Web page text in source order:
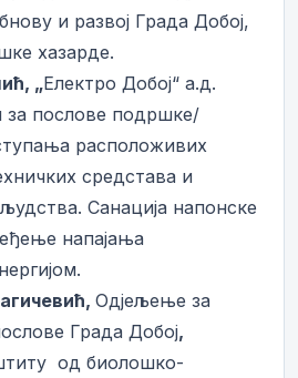
и развој Града Добој,
хазарде.
„Електро Добој“ а.д.
за послове подршке/
расположивих
средстава и
Санација напонске
напајања
Одјељење за
Града Добој,
од биолошко-